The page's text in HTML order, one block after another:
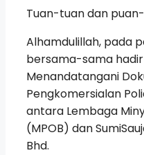
Tuan-tuan dan
Alhamdulillah, pada
bersama-sama
Menandatangani
Pengkomersialan
antara Lembaga
(MPOB) dan
Bhd.